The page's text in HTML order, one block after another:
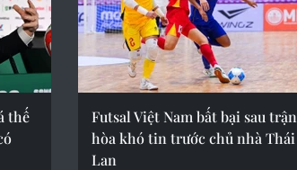
thế
Futsal Việt Nam bất bại sau trận
hòa khó tin trước chủ nhà Thái
Lan